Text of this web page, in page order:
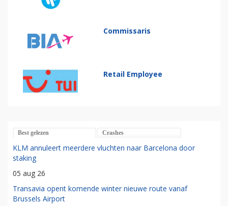
Commissaris
Retail Employee
Best gelezen Crashes
KLM annuleert meerdere vluchten naar Barcelona door
staking
05 aug 26
Transavia opent komende winter nieuwe route vanaf
Brussels Airport